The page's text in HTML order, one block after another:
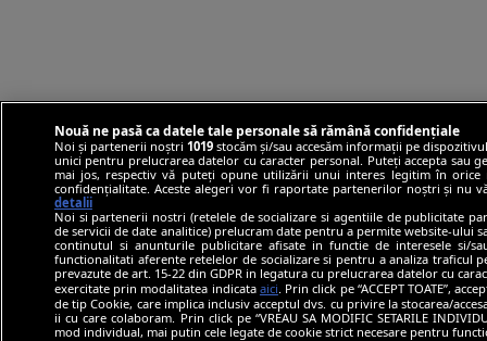
Nouă ne pasă ca datele tale personale să rămână confidențiale
Noi și partenerii noștri 1019stocăm și/sau accesăm informații pe
unici pentru prelucrarea datelor cu caracter personal. Puteți accepta sau
mai jos, respectiv vă puteți opune utilizării unui interes legitim în
confidențialitate. Aceste alegeri vor fi raportate partenerilor noștri și nu
detalii
Noi si partenerii nostri (retelele de socializare si agentiile de publicitate
de servicii de date analitice) prelucram date pentru a permite website-ului
continutul si anunturile publicitare afisate in functie de interesele si/
functionalitati aferente retelelor de socializare si pentru a analiza traficul
prevazute de art. 15-22 din GDPR in legatura cu prelucrarea datelor cu
exercitate prin modalitatea indicata aici . Prin click pe “ACCEPT TOATE”,
de tip Cookie, care implica inclusiv acceptul dvs. cu privire la stocarea/
ii cu care colaboram. Prin click pe “VREAU SA MODIFIC SETARILE
mod individual, mai putin cele legate de cookie strict necesare pentru